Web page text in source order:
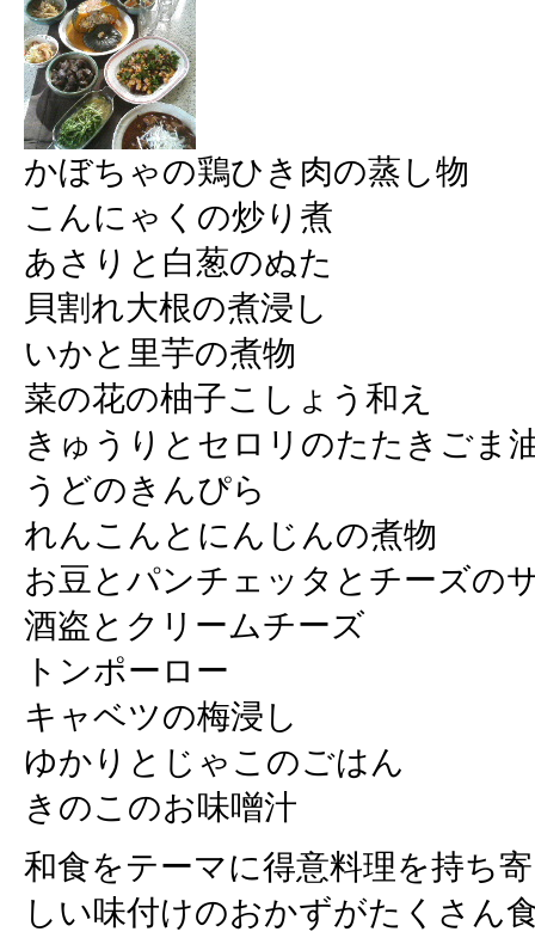
かぼちゃの鶏ひき肉の蒸し物
こんにゃくの炒り煮
あさりと白葱のぬた
貝割れ大根の煮浸し
いかと里芋の煮物
菜の花の柚子こしょう和え
きゅうりとセロリのたたきごま
うどのきんぴら
れんこんとにんじんの煮物
お豆とパンチェッタとチーズの
酒盗とクリームチーズ
トンポーロー
キャベツの梅浸し
ゆかりとじゃこのごはん
きのこのお味噌汁
和食をテーマに得意料理を持ち
しい味付けのおかずがたくさん